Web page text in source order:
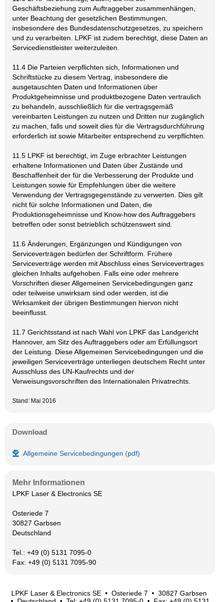
Geschäftsbeziehung zum Auftraggeber zusammenhängen,
unter Beachtung der gesetzlichen Bestimmungen,
insbesondere des Bundesdatenschutzgesetzes, zu speichern
und zu verarbeiten. LPKF ist zudem berechtigt, diese Daten an
Servicedienstleister weiterzuleiten.
11.4 Die Parteien verpflichten sich, Informationen und
Schriftstücke zu diesem Vertrag, insbesondere die
ausgetauschten Daten und Informationen über
Produktgeheimnisse und produktbezogene Daten vertraulich
zu behandeln, ausschließlich für die vertragsgemäß
vereinbarten Leistungen zu nutzen und Dritten nur zugänglich
zu machen, falls und soweit dies für die Vertragsdurchführung
erforderlich ist sowie Mitarbeiter entsprechend zu verpflichten.
11.5 LPKF ist berechtigt, im Zuge erbrachter Leistungen
erhaltene Informationen und Daten über Zustände und
Beschaffenheit der für die Verbesserung der Produkte und
Leistungen sowie für Empfehlungen über die weitere
Verwendung der Vertragsgegenstände zu verwerten. Dies gilt
nicht für solche Informationen und Daten, die
Produktionsgeheimnisse und Know-how des Auftraggebers
betreffen oder sonst betrieblich schützenswert sind.
11.6 Änderungen, Ergänzungen und Kündigungen von
Serviceverträgen bedürfen der Schriftform. Frühere
Serviceverträge werden mit Abschluss eines Servicevertrages
gleichen Inhalts aufgehoben. Falls eine oder mehrere
Vorschriften dieser Allgemeinen Servicebedingungen ganz
oder teilweise unwirksam sind oder werden, ist die
Wirksamkeit der übrigen Bestimmungen hiervon nicht
beeinflusst.
11.7 Gerichtsstand ist nach Wahl von LPKF das Landgericht
Hannover, am Sitz des Auftraggebers oder am Erfüllungsort
der Leistung. Diese Allgemeinen Servicebedingungen und die
jeweiligen Serviceverträge unterliegen deutschem Recht unter
Ausschluss des UN-Kaufrechts und der
Verweisungsvorschriften des Internationalen Privatrechts.
Stand: Mai 2016
Download
Allgemeine Servicebedingungen (pdf)
Mehr Informationen
LPKF Laser & Electronics SE
Osteriede 7
30827 Garbsen
Deutschland
Tel.: +49 (0) 5131 7095-0
Fax: +49 (0) 5131 7095-90
LPKF Laser & Electronics SE • Osteriede 7 • 30827 Garbsen